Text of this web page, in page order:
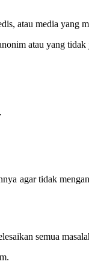
atau media yang
atau yang tidak
agar tidak
semua